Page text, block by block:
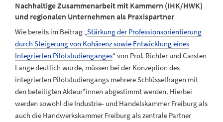
Nachhaltige Zusammenarbeit mit Kammern (IHK/HWK)
und regionalen Unternehmen als Praxispartner
Wie bereits im Beitrag „Stärkung der Professionsorientierung
durch Steigerung von Kohärenz sowie Entwicklung eines
Integrierten Pilotstudienganges“ von Prof. Richter und Carsten
Lange deutlich wurde, müssen bei der Konzeption des
integrierten Pilotstudiengangs mehrere Schlüsselfragen mit
den beteiligten Akteur*innen abgestimmt werden. Hierbei
werden sowohl die Industrie- und Handelskammer Freiburg als
auch die Handwerkskammer Freiburg als zentrale Partner